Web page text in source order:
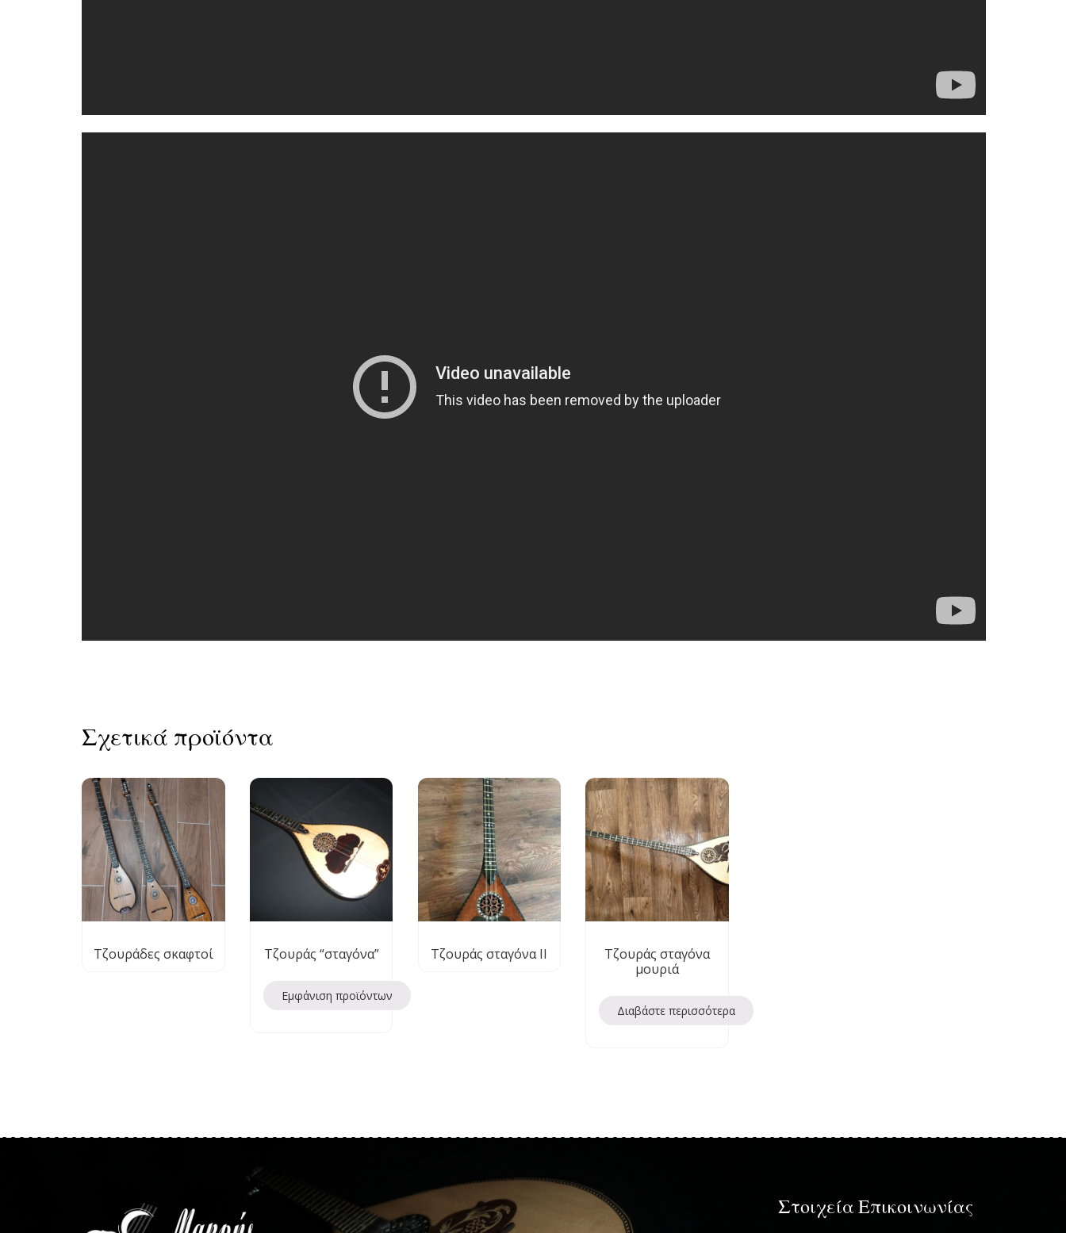
Σχετικά προϊόντα
Τζουράδες σκαφτoί Τζουράς “σταγόνα”
Εμφάνιση προϊόντων
Τζουράς σταγόνα ΙΙ
Τζουράς σταγόνα
μουριά
Διαβάστε περισσότερα
Στοιχεία Επικοινωνίας